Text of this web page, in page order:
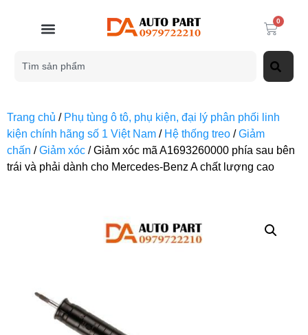
0
Trang chủ / Phụ tùng ô tô, phụ kiện, đại lý phân phối linh
kiện chính hãng số 1 Việt Nam / Hệ thống treo /Giảm
chấn /Giảm xóc / Giảm xóc mã A1693260000 phía sau bên
trái và phải dành cho Mercedes-Benz A chất lượng cao